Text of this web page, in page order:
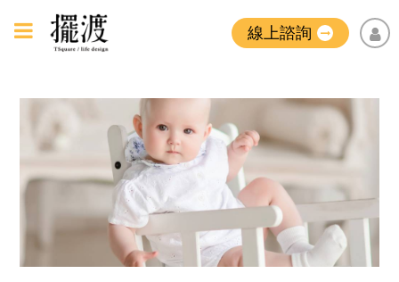
線上諮詢